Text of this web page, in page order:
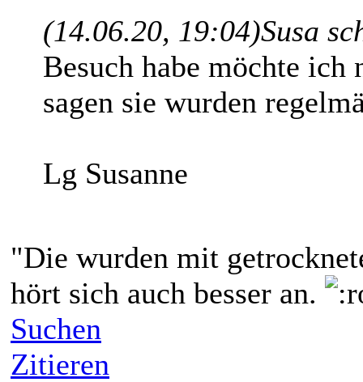
(14.06.20, 19:04)Susa
Besuch habe möchte ich
sagen sie wurden
Lg Susanne
"Die wurden mit
hört sich auch besser an.
Suchen
Zitieren